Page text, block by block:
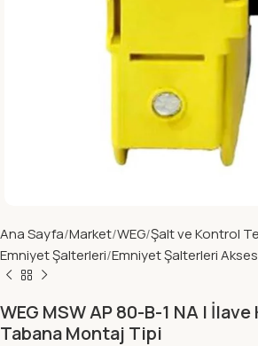
Ana Sayfa Market WEG Şalt ve Kontrol
Emniyet Şalterleri Emniyet Şalterleri
WEG MSW AP 80-B-1 NA |
Tabana Montaj Tipi